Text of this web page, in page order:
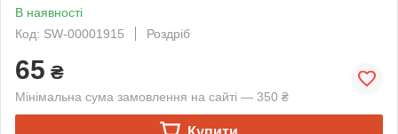
В наявності
Код: SW-00001915
Роздріб
65 ₴
Мінімальна сума замовлення на сайті — 350 ₴